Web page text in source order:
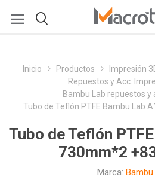
Inicio Productos
Impresión
Repuestos y Acc.
Bambu Lab repuestos y
Tubo de Teflón PTFE Bambu Lab
Tubo de Teflón
730mm*2
Marca: Bambu